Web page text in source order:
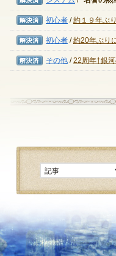
解決済み
初心者 /約１９年ぶ
解決済み
初心者 /約20年ぶり
解決済み
その他 /22周年†銀